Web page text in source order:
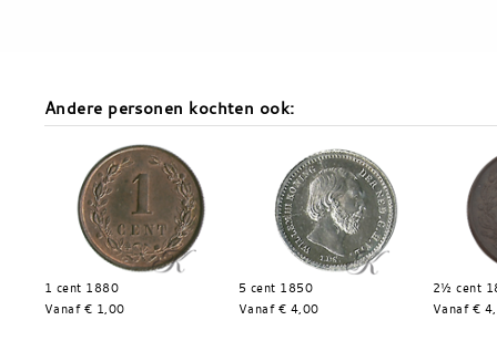
Andere personen kochten ook:
1 cent 1880
Vanaf € 1,00
5 cent 1850
Vanaf € 4,00
2½ cent
Vanaf €